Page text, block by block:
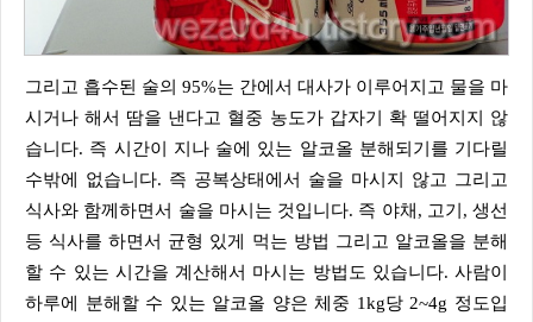
그리고 흡수된 술의 95%는 간에서 대사가 이루어지고 물을 마
시거나 해서 땀을 낸다고 혈중 농도가 갑자기 확 떨어지지 않
습니다. 즉 시간이 지나 술에 있는 알코올 분해되기를 기다릴
수밖에 없습니다. 즉 공복상태에서 술을 마시지 않고 그리고
식사와 함께하면서 술을 마시는 것입니다. 즉 야채, 고기, 생선
등 식사를 하면서 균형 있게 먹는 방법 그리고 알코올을 분해
할 수 있는 시간을 계산해서 마시는 방법도 있습니다. 사람이
하루에 분해할 수 있는 알코올 양은 체중 1kg당 2~4g 정도입